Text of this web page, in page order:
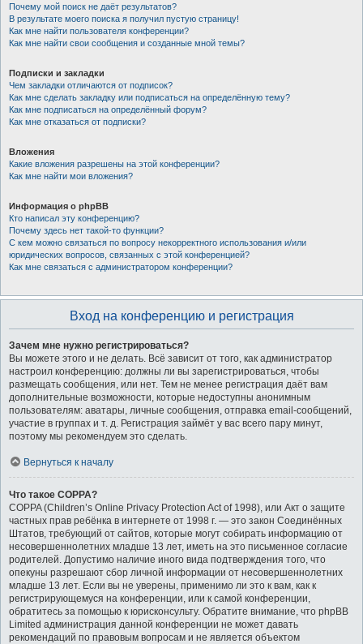
Почему мой поиск не даёт результатов?
В результате моего поиска я получил пустую страницу!
Как мне найти пользователя конференции?
Как мне найти свои сообщения и созданные мной темы?
Подписки и закладки
Чем закладки отличаются от подписок?
Как мне сделать закладку или подписаться на определённую тему?
Как мне подписаться на определённый форум?
Как мне отказаться от подписки?
Вложения
Какие вложения разрешены на этой конференции?
Как мне найти мои вложения?
Информация о phpBB
Кто написал эту конференцию?
Почему здесь нет такой-то функции?
С кем можно связаться по вопросу некорректного использования и/или
юридических вопросов, связанных с этой конференцией?
Как мне связаться с администратором конференции?
Вход на конференцию и регистрация
Зачем мне нужно регистрироваться?
Вы можете этого и не делать. Всё зависит от того, как администратор
настроил конференцию: должны ли вы зарегистрироваться, чтобы
размещать сообщения, или нет. Тем не менее регистрация даёт вам
дополнительные возможности, которые недоступны анонимным
пользователям: аватары, личные сообщения, отправка email-сообщений,
участие в группах и т. д. Регистрация займёт у вас всего пару минут,
поэтому мы рекомендуем это сделать.
Вернуться к началу
Что такое COPPA?
COPPA (Children’s Online Privacy Protection Act of 1998), или Акт о защите
частных прав ребёнка в интернете от 1998 г. — это закон Соединённых
Штатов, требующий от сайтов, которые могут собирать информацию от
несовершеннолетних младше 13 лет, иметь на это письменное согласие
родителей. Допустимо наличие иного вида подтверждения того, что
опекуны разрешают сбор личной информации от несовершеннолетних
младше 13 лет. Если вы не уверены, применимо ли это к вам, как к
регистрирующемуся на конференции, или к самой конференции,
обратитесь за помощью к юрисконсульту. Обратите внимание, что phpBB
Limited администрация данной конференции не может давать
рекомендаций по правовым вопросам и не является объектом